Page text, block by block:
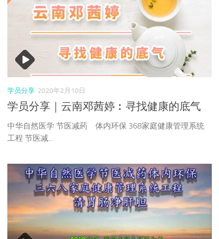
学员分享 2020年2月10日
学员分享｜云南邓茜婷︰寻找健康的底气
中华自然医学 节医减药 体内环保 368家庭健康管理系统
工程 节医减...